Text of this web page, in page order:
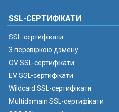
SSL-СЕРТИФІКАТИ
SSL-сертифікати
З перевіркою домену
OV SSL-сертифікати
EV SSL-сертифікати
Wildcard SSL-сертифікати
Multidomain SSL-сертифікати